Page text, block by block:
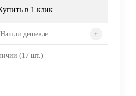
в 1 клик
Нашли дешевле
(17 шт.)